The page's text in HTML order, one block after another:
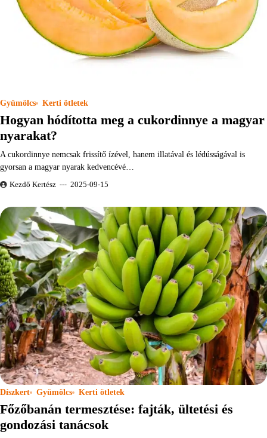
Gyümölcs Kerti ötletek
Hogyan hódította meg a cukordinnye a magyar
nyarakat?
A cukordinnye nemcsak frissítő ízével, hanem illatával és lédússágával is
gyorsan a magyar nyarak kedvencévé…
Kezdő Kertész 2025-09-15
Díszkert Gyümölcs Kerti ötletek
Főzőbanán termesztése: fajták, ültetési és
gondozási tanácsok